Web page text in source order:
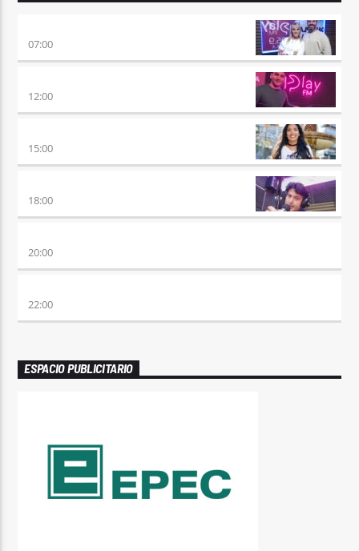
07:00
12:00
15:00
18:00
20:00
22:00
ESPACIO PUBLICITARIO